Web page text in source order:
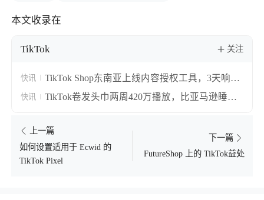
本文收录在
TikTok 关注
快讯
TikTok Shop东南亚上线内容授权工具，3天响应
期让搬运视频合规转正
快讯
TikTok卷发头巾两周420万播放，比亚马逊睡帽
上一篇
如何设置适用于 Ecwid 的
TikTok Pixel
下一篇
FutureShop 上的 TikTok益处